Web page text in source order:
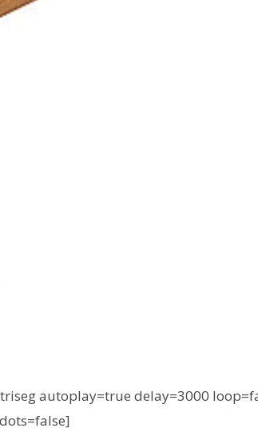
autoplay=true delay=3000
dots=false]